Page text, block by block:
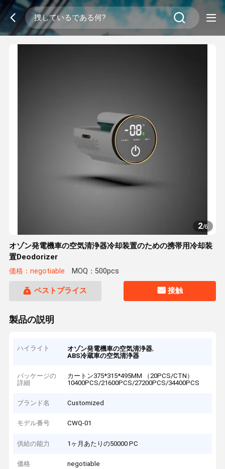
2/6
オゾン発電機車の空気清浄器冷却装置のための携帯用冷却装
置Deodorizer
価格：negotiable MOQ：500pcs
ベストプライス 接触
製品の説明
ハイライト オゾン発電機車の空気清浄器,
ABS冷蔵車の空気清浄器
パッケージの
詳細
カートン375*315*495MM （20PCS/CTN）
10400PCS/21600PCS/27200PCS/34400PCS
ブランド名 Customized
モデル番号 CWQ-01
供給の能力 1ヶ月あたりの50000 PC
価格 negotiable